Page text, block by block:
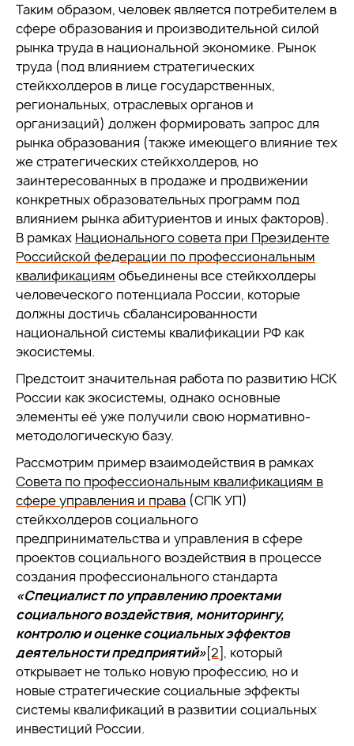
Таким образом, человек является потребителем в
сфере образования и производительной силой
рынка труда в национальной экономике. Рынок
труда (под влиянием стратегических
стейкхолдеров в лице государственных,
региональных, отраслевых органов и
организаций) должен формировать запрос для
рынка образования (также имеющего влияние тех
же стратегических стейкхолдеров, но
заинтересованных в продаже и продвижении
конкретных образовательных программ под
влиянием рынка абитуриентов и иных факторов).
В рамках Национального совета при Президенте
Российской федерации по профессиональным
квалификациям объединены все стейкхолдеры
человеческого потенциала России, которые
должны достичь сбалансированности
национальной системы квалификации РФ как
экосистемы.
Предстоит значительная работа по развитию НСК
России как экосистемы, однако основные
элементы её уже получили свою нормативно-
методологическую базу.
Рассмотрим пример взаимодействия в рамках
Совета по профессиональным квалификациям в
сфере управления и права (СПК УП)
стейкхолдеров социального
предпринимательства и управления в сфере
проектов социального воздействия в процессе
создания профессионального стандарта
«Специалист по управлению проектами
социального воздействия, мониторингу,
контролю и оценке социальных эффектов
деятельности предприятий»[2], который
открывает не только новую профессию, но и
новые стратегические социальные эффекты
системы квалификаций в развитии социальных
инвестиций России.